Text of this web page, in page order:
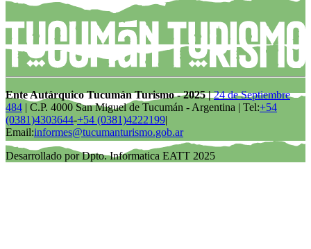
Ente Autárquico Tucumán Turismo - 2025 |24 de Septiembre
484 | C.P. 4000 San Miguel de Tucumán - Argentina | Tel:+54
(0381)4303644-+54 (0381)4222199|
Email:informes@tucumanturismo.gob.ar
Desarrollado por Dpto. Informatica EATT 2025